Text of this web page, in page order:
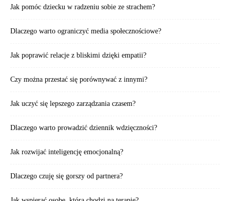
Jak pomóc dziecku w radzeniu sobie ze strachem?
Dlaczego warto ograniczyć media społecznościowe?
Jak poprawić relacje z bliskimi dzięki empatii?
Czy można przestać się porównywać z innymi?
Jak uczyć się lepszego zarządzania czasem?
Dlaczego warto prowadzić dziennik wdzięczności?
Jak rozwijać inteligencję emocjonalną?
Dlaczego czuję się gorszy od partnera?